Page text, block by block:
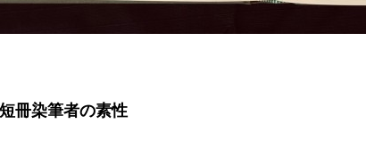
冊染筆者の素性